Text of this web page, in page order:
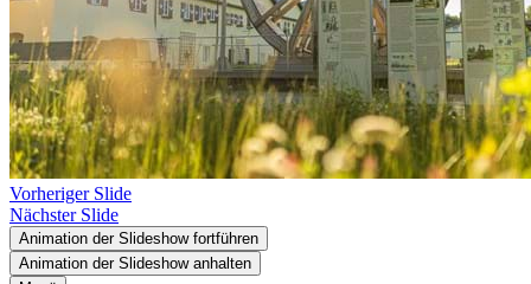
Vorheriger Slide
Nächster Slide
Animation der Slideshow fortführen
Animation der Slideshow anhalten